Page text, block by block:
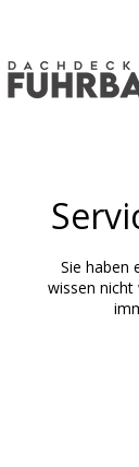
Sie haben
wissen nicht